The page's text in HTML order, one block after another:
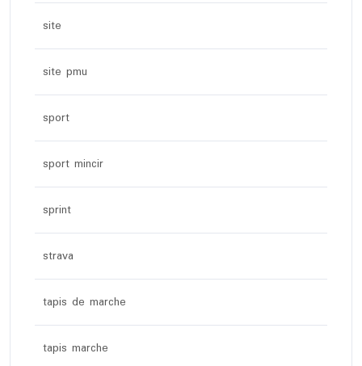
site
site pmu
sport
sport mincir
sprint
strava
tapis de marche
tapis marche